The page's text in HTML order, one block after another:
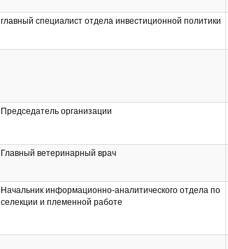
главный специалист отдела инвестиционной политики
Председатель организации
Главный ветеринарный врач
Начальник информационно-аналитического отдела по
селекции и племенной работе